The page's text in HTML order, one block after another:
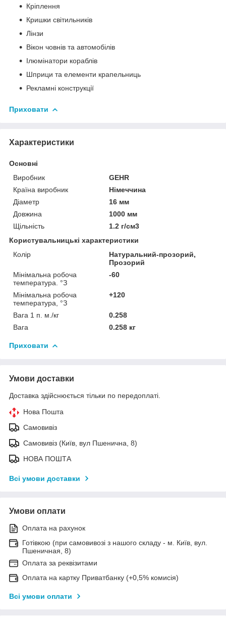
Кріплення
Кришки світильників
Лінзи
Вікон човнів та автомобілів
Ілюмінатори кораблів
Шприци та елементи крапельниць
Рекламні конструкції
Приховати
Характеристики
Основні
Виробник
GEHR
Країна виробник
Німеччина
Діаметр
16 мм
Довжина
1000 мм
Щільність
1.2 г/см3
Користувальницькі характеристики
Колір
Натуральний-прозорий,
Прозорий
Мінімальна робоча
температура. °З
-60
Мінімальна робоча
температура, °З
+120
Вага 1 п. м./кг
0.258
Вага
0.258 кг
Приховати
Умови доставки
Доставка здійснюється тільки по передоплаті.
Нова Пошта
Самовивіз
Самовивіз (Київ, вул Пшенична, 8)
НОВА ПОШТА
Всі умови доставки
Умови оплати
Оплата на рахунок
Готівкою (при самовивозі з нашого складу - м. Київ, вул.
Пшеничная, 8)
Оплата за реквізитами
Оплата на картку Приватбанку (+0,5% комисія)
Всі умови оплати